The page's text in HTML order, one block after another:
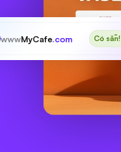
wwwMyCafe.com Có sẵn!